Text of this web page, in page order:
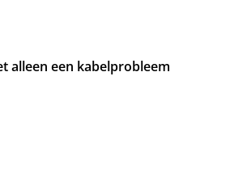
alleen een kabelprobleem